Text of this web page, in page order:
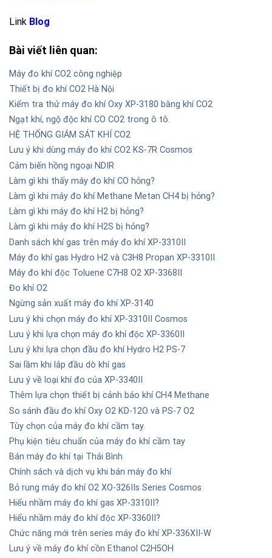
Link Blog
Bài viết liên quan:
Máy đo khí CO2 công nghiệp
Thiết bị đo khí CO2 Hà Nội
Kiểm tra thử máy đo khí Oxy XP-3180 bằng khí CO2
Ngạt khí, ngộ độc khí CO CO2 trong ô tô.
HỆ THỐNG GIÁM SÁT KHÍ CO2
Lưu ý khi dùng máy đo khí CO2 KS-7R Cosmos
Cảm biến hồng ngoại NDIR
Làm gì khi thấy máy đo khí CO hỏng?
Làm gì khi máy đo khí Methane Metan CH4 bị hỏng?
Làm gì khi máy đo khí H2 bị hỏng?
Làm gì khi máy đo khí H2S bị hỏng?
Danh sách khí gas trên máy đo khí XP-3310II
Máy đo khí gas Hydro H2 và C3H8 Propan XP-3310II
Máy đo khí độc Toluene C7H8 O2 XP-3368II
Đo khí O2
Ngừng sản xuất máy đo khí XP-3140
Lưu ý khi chọn máy đo khí XP-3310II Cosmos
Lưu ý khi lựa chọn máy đo khí độc XP-3360II
Lưu ý khi lựa chọn đầu đo khí Hydro H2 PS-7
Sai lầm khi lắp đầu dò khí gas
Lưu ý về loại khí đo của XP-3340II
Thêm lựa chọn thiết bị cảnh báo khí CH4 Methane
So sánh đầu đo khí Oxy O2 KD-12O và PS-7 O2
Tùy chọn của máy đo khí cầm tay.
Phụ kiện tiêu chuẩn của máy đo khí cầm tay
Bán máy đo khí tại Thái Bình
Chính sách và dịch vụ khi bán máy đo khí
Bỏ rung máy đo khí O2 XO-326IIs Series Cosmos
Hiểu nhầm máy đo khí gas XP-3310II?
Hiểu nhầm máy đo khí độc XP-3360II?
Chức năng mới trên series máy đo khí XP-336XII-W
Lưu ý về máy đo khí cồn Ethanol C2H5OH